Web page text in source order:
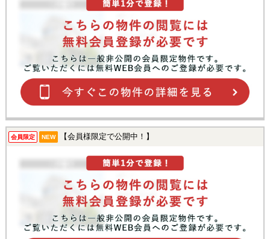
会員限定 NEW 【会員様限定で公開中！】